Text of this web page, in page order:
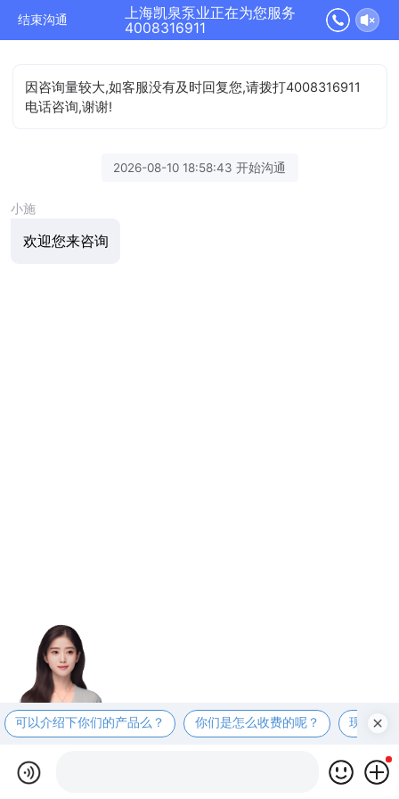
结束沟通
上海凯泉泵业正在为您服务
4008316911
因咨询量较大,如客服没有及时回复您,请拨打4008316911
电话咨询,谢谢!
2026-08-10 18:58:43 开始沟通
小施
欢迎您来咨询
可以介绍下你们的产品么？ 你们是怎么收费的呢？ 现在有